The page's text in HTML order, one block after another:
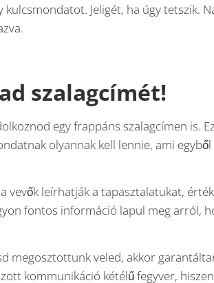
Jeligét, ha úgy tetszik.
szalagcímét!
egy frappáns szalagcímen is.
olyannak kell lennie, ami
vevők leírhatják a tapasztalatukat,
fontos információ lapul meg arról,
megosztottunk veled, akkor
kommunikáció kétélű fegyver,